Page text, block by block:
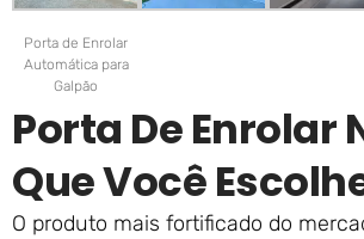
Porta de Enrolar
Automática para
Galpão
Porta De Enrolar
Que Você
O produto mais fortificado do